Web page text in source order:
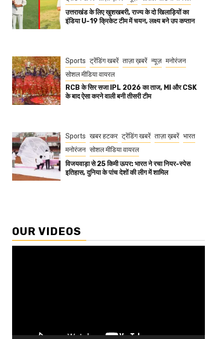
उत्तराखंड के लिए खुशखबरी, राज्य के दो खिलाड़ियों का
इंडिया U-19 क्रिकेट टीम में चयन, लक्ष्य बने उप कप्तान
Sports ट्रेंडिंग खबरें ताज़ा ख़बरें न्यूज़ मनोरंजन
सोशल मीडिया वायरल
RCB के सिर सजा IPL 2026 का ताज, MI और CSK
के बाद ऐसा करने वाली बनी तीसरी टीम
Sports खबर हटकर ट्रेंडिंग खबरें ताज़ा ख़बरें भारत
मनोरंजन सोशल मीडिया वायरल
विजयवाड़ा से 25 किमी ऊपर: भारत ने रचा नियर-स्पेस
इतिहास, दुनिया के पांच देशों की लीग में शामिल
OUR VIDEOS